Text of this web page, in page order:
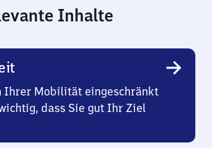
Inhalte
Ihrer Mobilität eingeschränkt
dass Sie gut Ihr Ziel